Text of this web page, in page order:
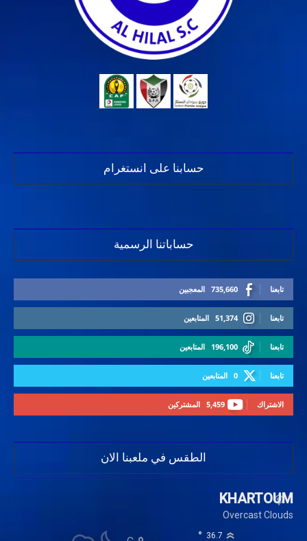
حسابنا على انستغرام
حساباتنا الرسمية
735,660 المعجبين تابعنا
51,374 المتابعين تابعنا
196,100 المتابعين تابعنا
0 المتابعين تابعنا
5,459 المشتركين الاشتراك
الطقس في ملعبنا الان
KHARTOUM
Overcast Clouds
36.7
°